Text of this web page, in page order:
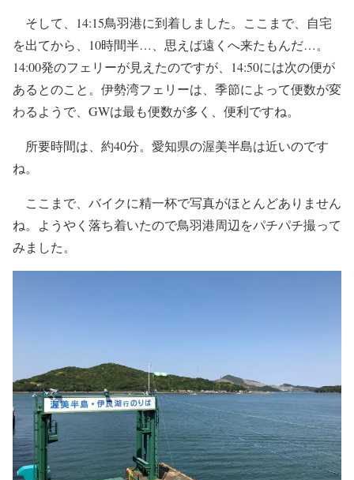
そして、14:15鳥羽港に到着しました。ここまで、自宅
を出てから、10時間半…、思えば遠くへ来たもんだ…。
14:00発のフェリーが見えたのですが、14:50には次の便が
あるとのこと。伊勢湾フェリーは、季節によって便数が変
わるようで、GWは最も便数が多く、便利ですね。
所要時間は、約40分。愛知県の渥美半島は近いのです
ね。
ここまで、バイクに精一杯で写真がほとんどありません
ね。ようやく落ち着いたので鳥羽港周辺をパチパチ撮って
みました。